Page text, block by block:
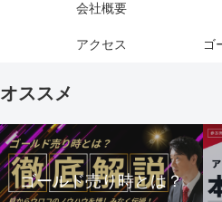
会社概要
アクセス
オススメ
ゴールド売り時とは？